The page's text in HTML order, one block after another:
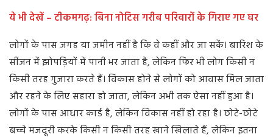
ये भी देखें – टीकमगढ़: बिना नोटिस गरीब परिवारों के गिराए गए घर
लोगों के पास जगह या जमीन नहीं है कि वे कहीं और जा सकें। बारिश के
सीजन में झोपड़ियों में पानी भर जाता है, लेकिन फिर भी लोग किसी न
किसी तरह गुजारा करते हैं। विकास होने से लोगों को आवास मिल जाता
और रहने के लिए सहारा हो जाता, लेकिन अभी तक ऐसा नहीं हुआ है।
लोगों के पास आधार कार्ड है, लेकिन विकास नहीं हो रहा है। छोटे-छोटे
बच्चे मजदूरी करके किसी न किसी तरह खाने खिलाते हैं, लेकिन इतना